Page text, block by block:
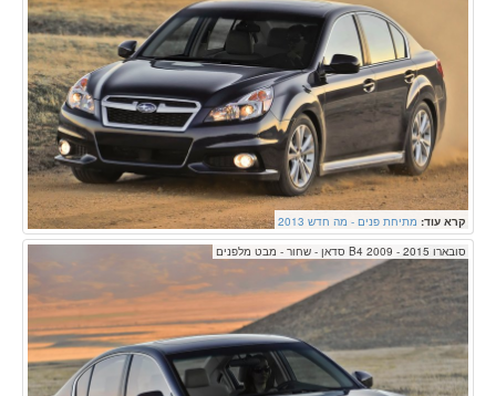
קרא עוד: מתיחת פנים - מה חדש 2013
סובארו B4 2009 - 2015 סדאן - שחור - מבט מלפנים